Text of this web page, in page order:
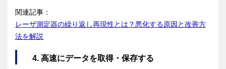
関連記事：
レーザ測定器の繰り返し再現性とは？悪化する原因と改善方
法を解説
4. 高速にデータを取得・保存する